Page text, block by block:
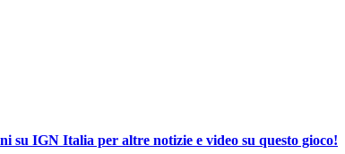
su IGN Italia per altre notizie e video su questo gioco!